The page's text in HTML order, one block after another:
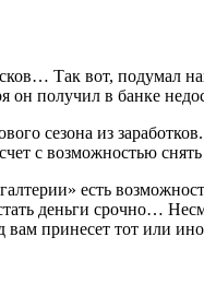
Так вот,
он получил в банке
сезона из
с возможностью
есть
деньги срочно…
принесет тот или